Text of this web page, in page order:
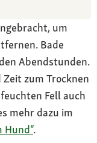
um
Bade
Abendstunden.
zum Trocknen
Fell auch
mehr dazu im
Hund“.